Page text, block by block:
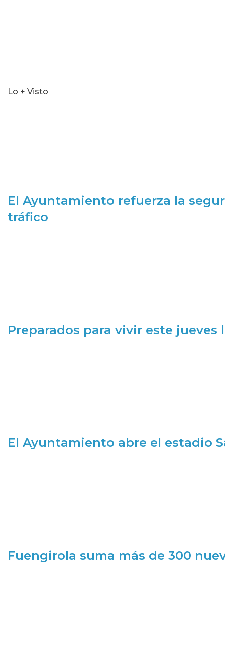
Lo + Visto
El Ayuntamiento refuerza la
tráfico
Preparados para vivir este jueves
El Ayuntamiento abre el estadio
Fuengirola suma más de 300